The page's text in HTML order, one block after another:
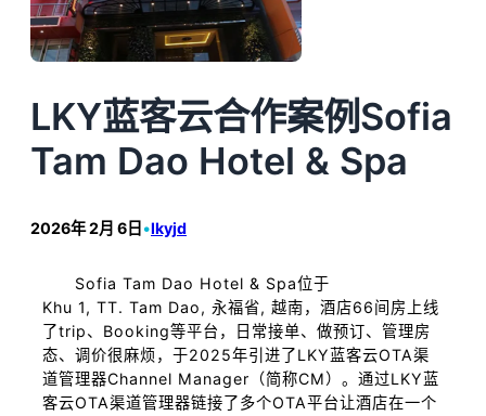
LKY蓝客云合作案例Sofia
Tam Dao Hotel & Spa
2026年 2月 6日 •lkyjd
Sofia Tam Dao Hotel & Spa位于
Khu 1, TT. Tam Dao, 永福省, 越南，酒店66间房上线
了trip、Booking等平台，日常接单、做预订、管理房
态、调价很麻烦，于2025年引进了LKY蓝客云OTA渠
道管理器Channel Manager（简称CM）。通过LKY蓝
客云OTA渠道管理器链接了多个OTA平台让酒店在一个